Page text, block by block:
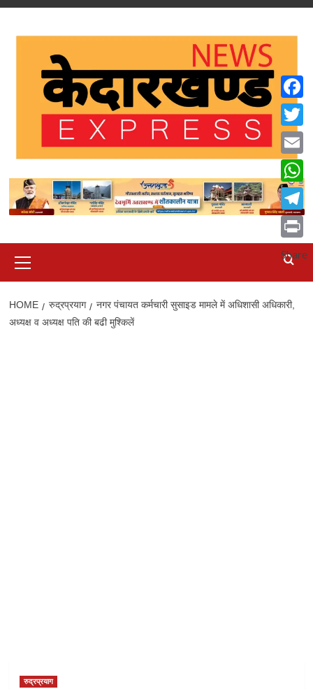
Skip
Menu
HOME रुद्रप्रयाग
नगर पंचायत कर्मचारी सुसाइड मामले में अधिशासी अधिकारी,
अध्यक्ष व अध्यक्ष पति की बढी मुश्किलें
रुद्रप्रयाग
Email
Print
Share